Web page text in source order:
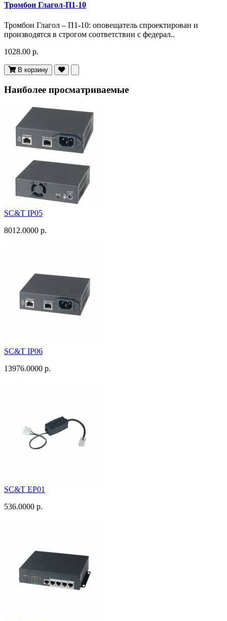
Тромбон Глагол-П1-10
Тромбон Глагол – П1-10: оповещатель спроектирован и
производятся в строгом соответствии с федерал..
1028.00 р.
В корзину
Наиболее просматриваемые
SC&T IP05
8012.0000 р.
SC&T IP06
13976.0000 р.
SC&T EP01
536.0000 р.